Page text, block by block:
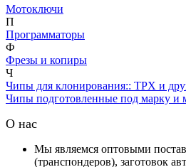
Мотоключи
П
Программаторы
Ф
Фрезы и копиры
Ч
Чипы для клонирования:: TPX и
Чипы подготовленные под марку и
О нас
Мы являемся оптовыми
(транспондеров), заготовок